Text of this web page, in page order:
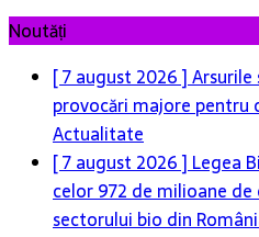
Noutăți
[ 7 august 2026 ]
provocări majore
Actualitate
[ 7 august 2026 ] Legea
celor 972 de milioane
sectorului bio din